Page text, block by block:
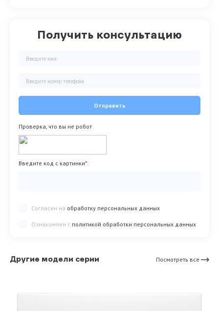
Получить консультацию
Отправить
Проверка, что вы не робот
Введите код с картинки*:
Согласен на обработку персональных данных
Ознакомлен с политикой обработки персональных данных
Другие модели серии Посмотреть все